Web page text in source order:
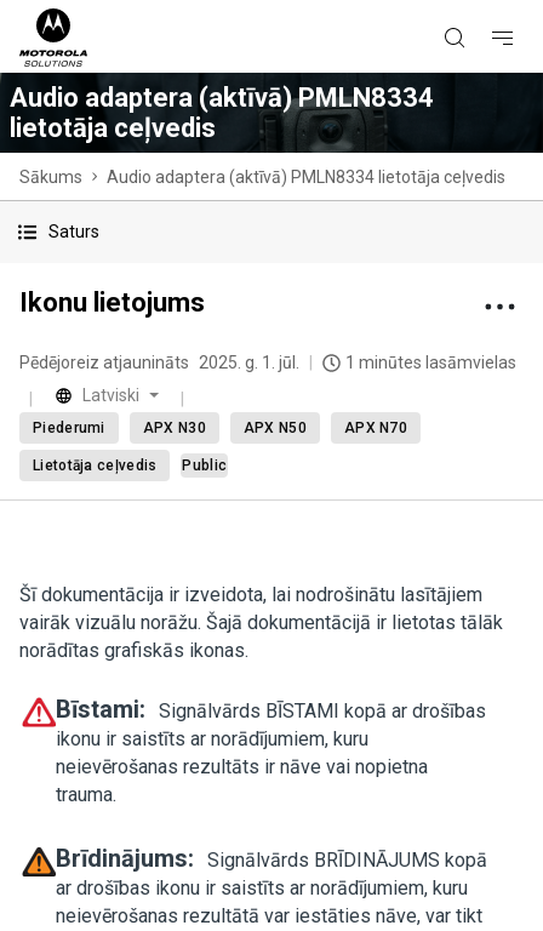
Audio adaptera (aktīvā) PMLN8334
lietotāja ceļvedis
Sākums Audio adaptera (aktīvā) PMLN8334 lietotāja ceļvedis
Saturs
Ikonu lietojums
Pēdējoreiz atjaunināts 2025. g. 1. jūl.
1 minūtes lasāmvielas
Latviski
Piederumi APX N30 APX N50 APX N70
Lietotāja ceļvedis Public
Šī dokumentācija ir izveidota, lai nodrošinātu lasītājiem
vairāk vizuālu norāžu. Šajā dokumentācijā ir lietotas tālāk
norādītas grafiskās ikonas.
Bīstami:
Signālvārds BĪSTAMI kopā ar drošības
ikonu ir saistīts ar norādījumiem, kuru
neievērošanas rezultāts ir nāve vai nopietna
trauma.
Brīdinājums:
Signālvārds BRĪDINĀJUMS kopā
ar drošības ikonu ir saistīts ar norādījumiem, kuru
neievērošanas rezultātā var iestāties nāve, var tikt